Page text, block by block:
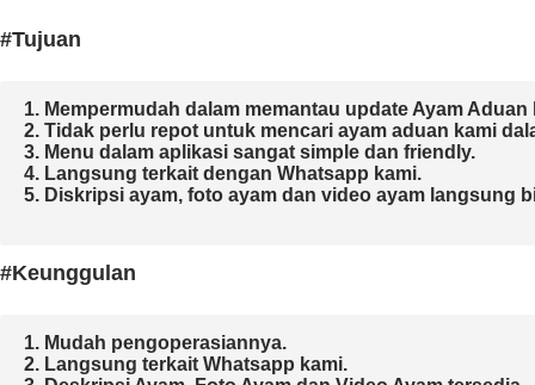
#Tujuan
1. Mempermudah dalam memantau update Ayam Aduan
2. Tidak perlu repot untuk mencari ayam aduan kami
3. Menu dalam aplikasi sangat simple dan friendly.
4. Langsung terkait dengan Whatsapp kami.
5. Diskripsi ayam, foto ayam dan video ayam langsung
#Keunggulan
1. Mudah pengoperasiannya.
2. Langsung terkait Whatsapp kami.